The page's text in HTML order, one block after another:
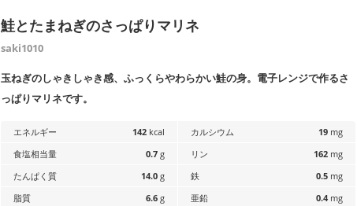
鮭とたまねぎのさっぱりマリネ
saki1010
玉ねぎのしゃきしゃき感、ふっくらやわらかい鮭の身。電子レンジで作るさ
っぱりマリネです。
エネルギー 142 kcal
食塩相当量
0.7 g
たんぱく質
14.0 g
脂質
6.6 g
カルシウム 19 mg
リン
162 mg
鉄
0.5 mg
亜鉛
0.4 mg